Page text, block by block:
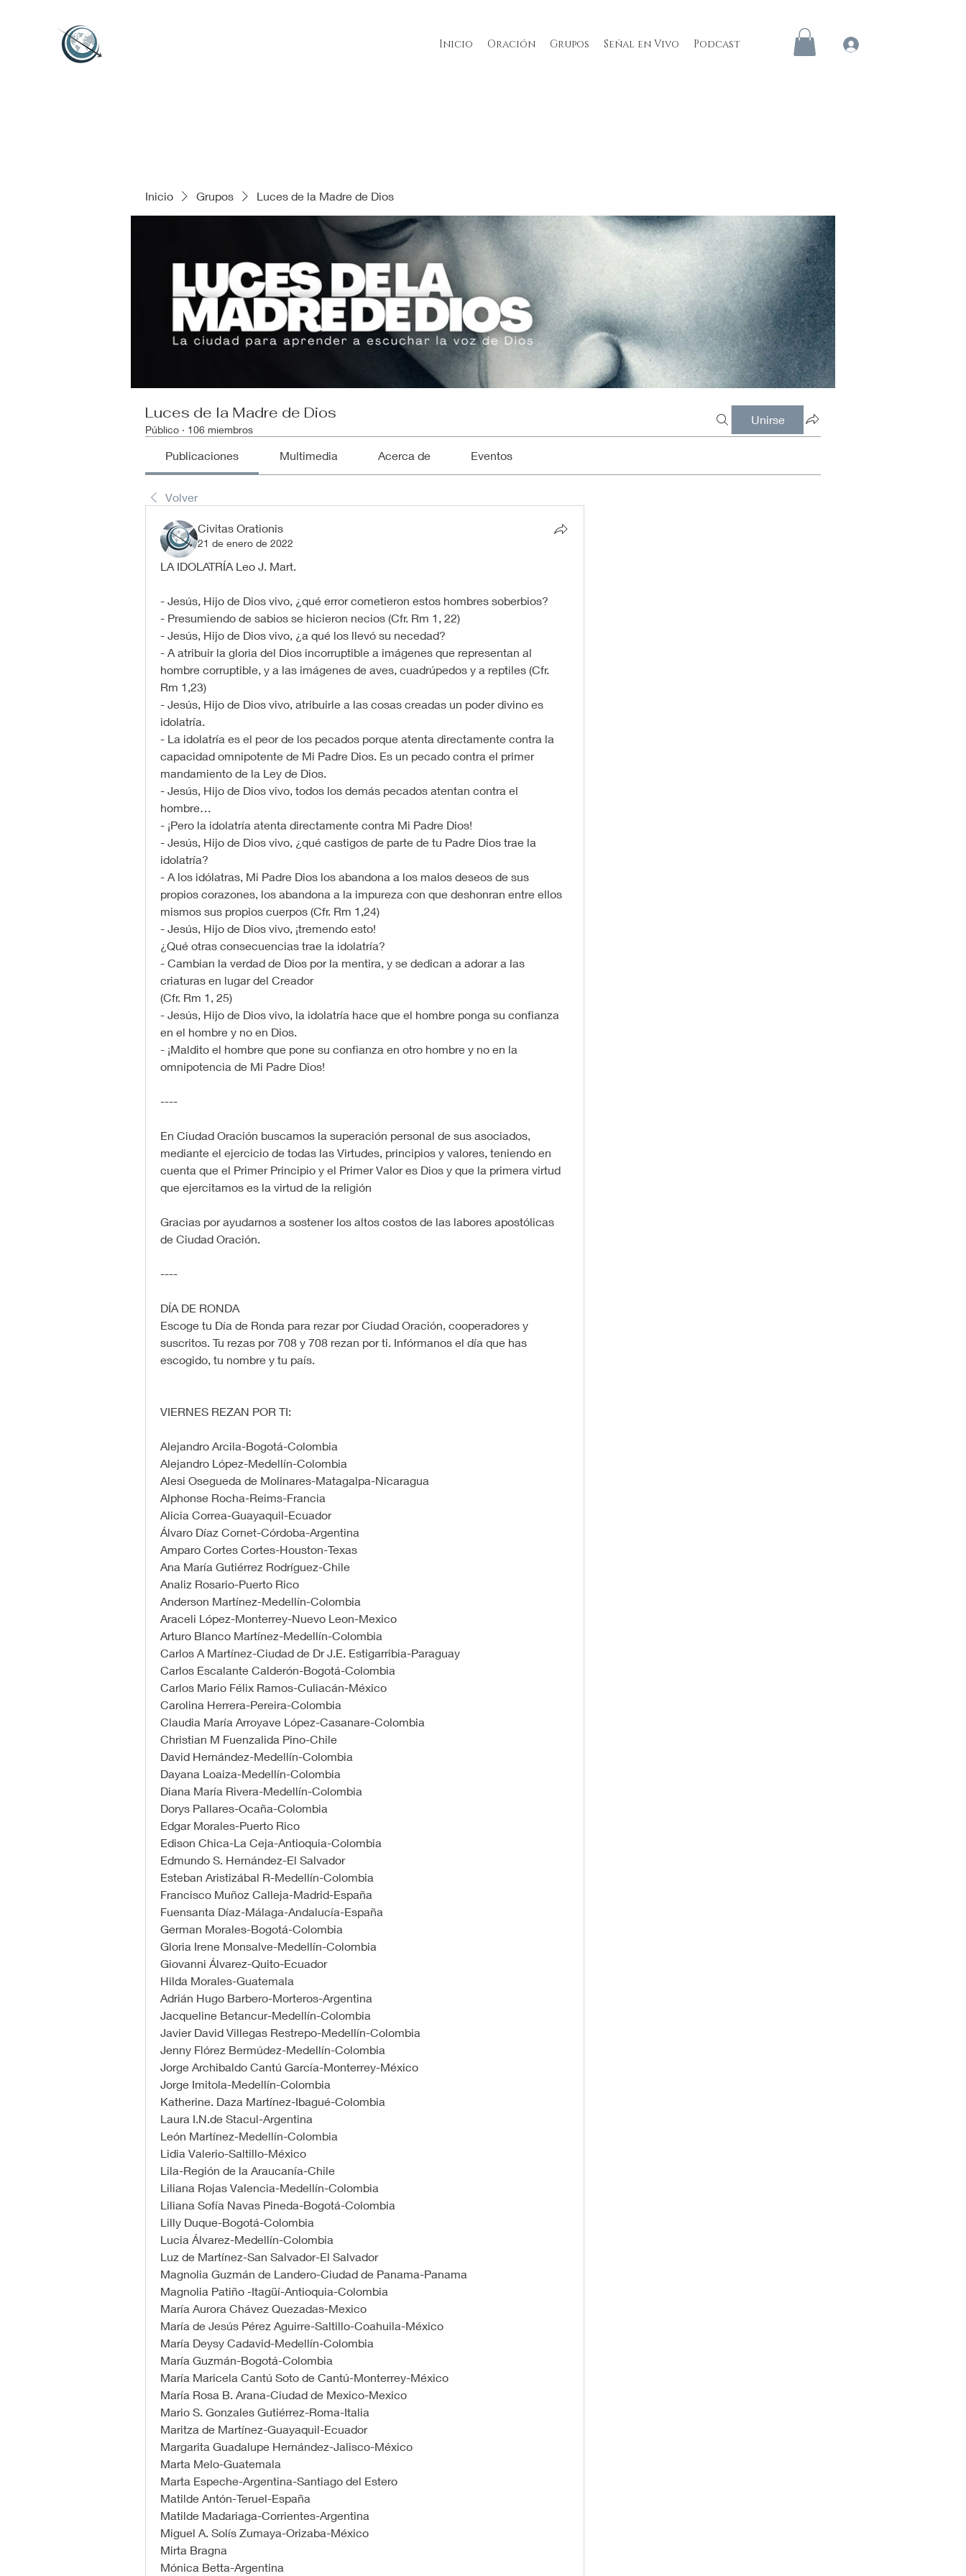
Inicio Oración Grupos Señal en Vivo Podcast
Inicio Grupos Luces de la Madre de Dios
Luces de la Madre de Dios
Público · 106 miembros
Unirse
Publicaciones Multimedia Acerca de Eventos
Volver
Civitas Orationis
21 de enero de 2022
LA IDOLATRÍA Leo J. Mart.
- Jesús, Hijo de Dios vivo, ¿qué error cometieron estos hombres soberbios?
- Presumiendo de sabios se hicieron necios (Cfr. Rm 1, 22)
- Jesús, Hijo de Dios vivo, ¿a qué los llevó su necedad?
- A atribuir la gloria del Dios incorruptible a imágenes que representan al
hombre corruptible, y a las imágenes de aves, cuadrúpedos y a reptiles (Cfr.
Rm 1,23)
- Jesús, Hijo de Dios vivo, atribuirle a las cosas creadas un poder divino es
idolatría.
- La idolatría es el peor de los pecados porque atenta directamente contra la
capacidad omnipotente de Mi Padre Dios. Es un pecado contra el primer
mandamiento de la Ley de Dios.
- Jesús, Hijo de Dios vivo, todos los demás pecados atentan contra el
hombre…
- ¡Pero la idolatría atenta directamente contra Mi Padre Dios!
- Jesús, Hijo de Dios vivo, ¿qué castigos de parte de tu Padre Dios trae la
idolatría?
- A los idólatras, Mi Padre Dios los abandona a los malos deseos de sus
propios corazones, los abandona a la impureza con que deshonran entre ellos
mismos sus propios cuerpos (Cfr. Rm 1,24)
- Jesús, Hijo de Dios vivo, ¡tremendo esto!
¿Qué otras consecuencias trae la idolatría?
- Cambian la verdad de Dios por la mentira, y se dedican a adorar a las
criaturas en lugar del Creador
(Cfr. Rm 1, 25)
- Jesús, Hijo de Dios vivo, la idolatría hace que el hombre ponga su confianza
en el hombre y no en Dios.
- ¡Maldito el hombre que pone su confianza en otro hombre y no en la
omnipotencia de Mi Padre Dios!
----
En Ciudad Oración buscamos la superación personal de sus asociados,
mediante el ejercicio de todas las Virtudes, principios y valores, teniendo en
cuenta que el Primer Principio y el Primer Valor es Dios y que la primera virtud
que ejercitamos es la virtud de la religión
Gracias por ayudarnos a sostener los altos costos de las labores apostólicas
de Ciudad Oración.
----
DÍA DE RONDA
Escoge tu Día de Ronda para rezar por Ciudad Oración, cooperadores y
suscritos. Tu rezas por 708 y 708 rezan por ti. Infórmanos el día que has
escogido, tu nombre y tu país.
VIERNES REZAN POR TI:
Alejandro Arcila-Bogotá-Colombia
Alejandro López-Medellín-Colombia
Alesi Osegueda de Molinares-Matagalpa-Nicaragua
Alphonse Rocha-Reims-Francia
Alicia Correa-Guayaquil-Ecuador
Álvaro Díaz Cornet-Córdoba-Argentina
Amparo Cortes Cortes-Houston-Texas
Ana María Gutiérrez Rodríguez-Chile
Analiz Rosario-Puerto Rico
Anderson Martínez-Medellín-Colombia
Araceli López-Monterrey-Nuevo Leon-Mexico
Arturo Blanco Martínez-Medellín-Colombia
Carlos A Martínez-Ciudad de Dr J.E. Estigarribia-Paraguay
Carlos Escalante Calderón-Bogotá-Colombia
Carlos Mario Félix Ramos-Culiacán-México
Carolina Herrera-Pereira-Colombia
Claudia María Arroyave López-Casanare-Colombia
Christian M Fuenzalida Pino-Chile
David Hernández-Medellín-Colombia
Dayana Loaiza-Medellín-Colombia
Diana María Rivera-Medellín-Colombia
Dorys Pallares-Ocaña-Colombia
Edgar Morales-Puerto Rico
Edison Chica-La Ceja-Antioquia-Colombia
Edmundo S. Hernández-El Salvador
Esteban Aristizábal R-Medellín-Colombia
Francisco Muñoz Calleja-Madrid-España
Fuensanta Díaz-Málaga-Andalucía-España
German Morales-Bogotá-Colombia
Gloria Irene Monsalve-Medellín-Colombia
Giovanni Álvarez-Quito-Ecuador
Hilda Morales-Guatemala
Adrián Hugo Barbero-Morteros-Argentina
Jacqueline Betancur-Medellín-Colombia
Javier David Villegas Restrepo-Medellín-Colombia
Jenny Flórez Bermúdez-Medellín-Colombia
Jorge Archibaldo Cantú García-Monterrey-México
Jorge Imitola-Medellín-Colombia
Katherine. Daza Martínez-Ibagué-Colombia
Laura I.N.de Stacul-Argentina
León Martínez-Medellín-Colombia
Lidia Valerio-Saltillo-México
Lila-Región de la Araucanía-Chile
Liliana Rojas Valencia-Medellín-Colombia
Liliana Sofía Navas Pineda-Bogotá-Colombia
Lilly Duque-Bogotá-Colombia
Lucia Álvarez-Medellín-Colombia
Luz de Martínez-San Salvador-El Salvador
Magnolia Guzmán de Landero-Ciudad de Panama-Panama
Magnolia Patiño -Itagüí-Antioquia-Colombia
María Aurora Chávez Quezadas-Mexico
María de Jesús Pérez Aguirre-Saltillo-Coahuila-México
María Deysy Cadavid-Medellín-Colombia
María Guzmán-Bogotá-Colombia
María Maricela Cantú Soto de Cantú-Monterrey-México
María Rosa B. Arana-Ciudad de Mexico-Mexico
Mario S. Gonzales Gutiérrez-Roma-Italia
Maritza de Martínez-Guayaquil-Ecuador
Margarita Guadalupe Hernández-Jalisco-México
Marta Melo-Guatemala
Marta Espeche-Argentina-Santiago del Estero
Matilde Antón-Teruel-España
Matilde Madariaga-Corrientes-Argentina
Miguel A. Solís Zumaya-Orizaba-México
Mirta Bragna
Mónica Betta-Argentina